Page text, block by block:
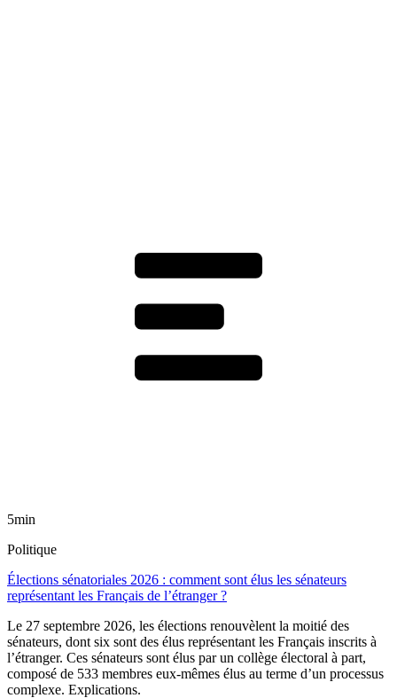
5min
Politique
Élections sénatoriales 2026 : comment sont élus les sénateurs
représentant les Français de l’étranger ?
Le 27 septembre 2026, les élections renouvèlent la moitié des
sénateurs, dont six sont des élus représentant les Français inscrits à
l’étranger. Ces sénateurs sont élus par un collège électoral à part,
composé de 533 membres eux-mêmes élus au terme d’un processus
complexe. Explications.